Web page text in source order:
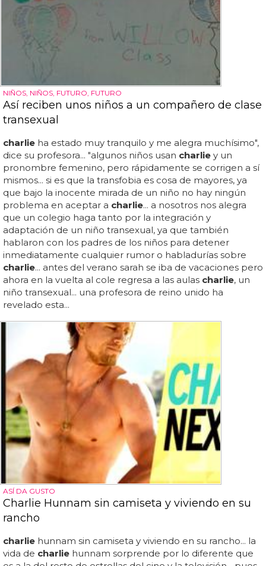
NIÑOS, NIÑOS, FUTURO, FUTURO
Así reciben unos niños a un compañero de clase
transexual
charlie ha estado muy tranquilo y me alegra muchísimo",
dice su profesora... "algunos niños usan charlie y un
pronombre femenino, pero rápidamente se corrigen a sí
mismos... si es que la transfobia es cosa de mayores, ya
que bajo la inocente mirada de un niño no hay ningún
problema en aceptar a charlie... a nosotros nos alegra
que un colegio haga tanto por la integración y
adaptación de un niño transexual, ya que también
hablaron con los padres de los niños para detener
inmediatamente cualquier rumor o habladurías sobre
charlie... antes del verano sarah se iba de vacaciones pero
ahora en la vuelta al cole regresa a las aulas charlie, un
niño transexual... una profesora de reino unido ha
revelado esta...
ASÍ DA GUSTO
Charlie Hunnam sin camiseta y viviendo en su
rancho
charlie hunnam sin camiseta y viviendo en su rancho... la
vida de charlie hunnam sorprende por lo diferente que